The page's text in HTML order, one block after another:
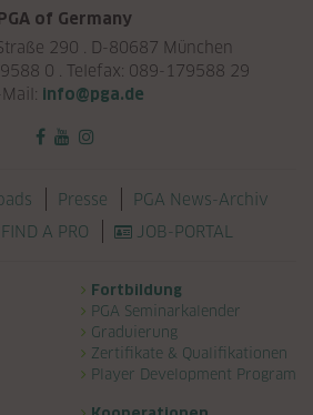
of Germany
290 . D-80687 München
0 . Telefax: 089-179588 29
info@pga.de
Presse
PGA News-Archiv
A PRO JOB-PORTAL
Fortbildung
PGA Seminarkalender
Graduierung
Zertifikate & Qualifikationen
Player Development Program
Kooperationen